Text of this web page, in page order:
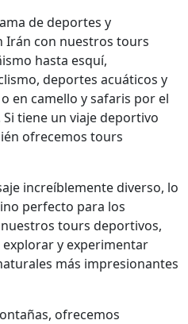
de deportes y
Irán con nuestros tours
hasta esquí,
deportes acuáticos y
en camello y safaris por el
tiene un viaje deportivo
ofrecemos tours
increíblemente diverso, lo
perfecto para los
tours deportivos,
y experimentar
más impresionantes
ofrecemos